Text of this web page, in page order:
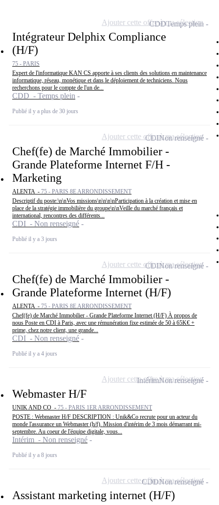
Intégrateur Delphix Compliance
(H/F)
75 - PARIS
Expert de l'informatique KAN CS apporte à ses clients des solutions en maintenance
informatique, réseau, monétique et dans le déploiement de techniciens. Nous
recherchons pour le compte de l'un de...
CDD - Temps plein
Publié il y a plus de 30 jours
CDDTemps plein
Ajouter cette offre à ma sélection
Chef(fe) de Marché Immobilier -
Grande Plateforme Internet F/H -
Marketing
ALENTA - 75 - PARIS 8E ARRONDISSEMENT
Descriptif du poste:\n\nVos missions\n\n\n\nParticipation à la création et mise en
place de la stratégie immobilière du groupe\n\nVeille du marché français et
international, rencontres des différents...
CDI - Non renseigné
Publié il y a 3 jours
CDINon renseigné
Ajouter cette offre à ma sélection
Chef(fe) de Marché Immobilier -
Grande Plateforme Internet (H/F)
ALENTA - 75 - PARIS 8E ARRONDISSEMENT
Chef(fe) de Marché Immobilier - Grande Plateforme Internet (H/F) À propos de
nous Poste en CDI à Paris, avec une rémunération fixe estimée de 50 à 65K€ +
prime, chez notre client, une grande...
CDI - Non renseigné
Publié il y a 4 jours
CDINon renseigné
Ajouter cette offre à ma sélection
Webmaster H/F
UNIK AND CO - 75 - PARIS 1ER ARRONDISSEMENT
POSTE : Webmaster H/F DESCRIPTION : Unik&Co recrute pour un acteur du
monde l'assurance un Webmaster (h/f). Mission d'intérim de 3 mois démarrant mi-
septembre. Au coeur de l'équipe digitale, vous...
Intérim - Non renseigné
Publié il y a 8 jours
IntérimNon renseigné
Ajouter cette offre à ma sélection
Assistant marketing internet (H/F)
CDDNon renseigné
Ajouter cette offre à ma sélection